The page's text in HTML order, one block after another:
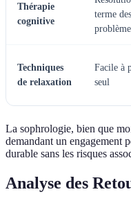
Thérapie
cognitive
terme des
Techniques
de relaxation
Facile à
seul
La sophrologie, bien que
demandant un engagement
durable sans les risques
Analyse des